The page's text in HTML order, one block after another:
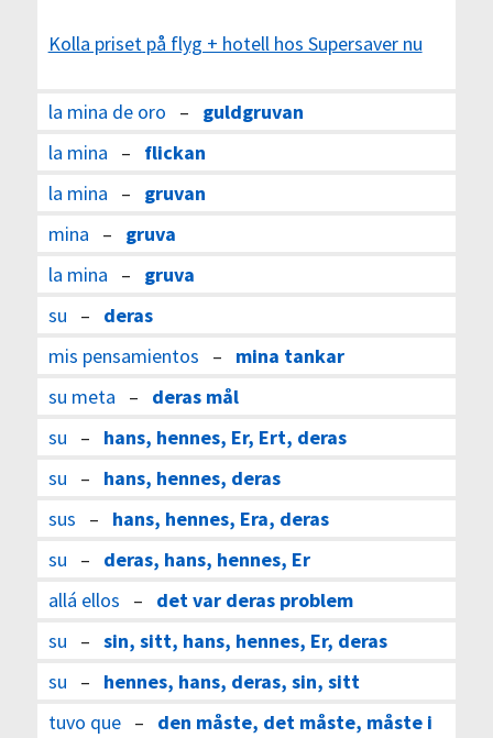
Kolla priset på flyg + hotell hos Supersaver nu
la mina de oro – guldgruvan
la mina – flickan
la mina – gruvan
mina – gruva
la mina – gruva
su – deras
mis pensamientos – mina tankar
su meta – deras mål
su – hans, hennes, Er, Ert, deras
su – hans, hennes, deras
sus – hans, hennes, Era, deras
su – deras, hans, hennes, Er
allá ellos – det var deras problem
su – sin, sitt, hans, hennes, Er, deras
su – hennes, hans, deras, sin, sitt
tuvo que– den måste, det måste, måste i